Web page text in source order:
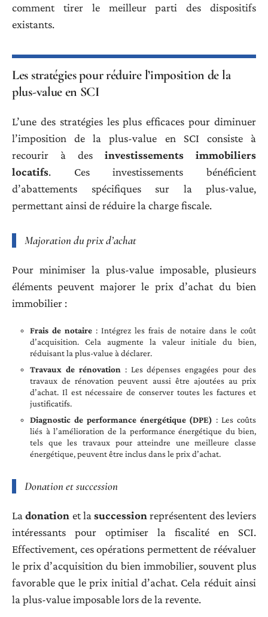
comment tirer le meilleur parti des dispositifs
existants.
Les stratégies pour réduire l’imposition de la
plus-value en SCI
L’une des stratégies les plus efficaces pour diminuer
l’imposition de la plus-value en SCI consiste à
recourir à des investissements immobiliers
locatifs. Ces investissements bénéficient
d’abattements spécifiques sur la plus-value,
permettant ainsi de réduire la charge fiscale.
Majoration du prix d’achat
Pour minimiser la plus-value imposable, plusieurs
éléments peuvent majorer le prix d’achat du bien
immobilier :
Frais de notaire : Intégrez les frais de notaire dans le coût
d’acquisition. Cela augmente la valeur initiale du bien,
réduisant la plus-value à déclarer.
Travaux de rénovation: Les dépenses engagées pour des
travaux de rénovation peuvent aussi être ajoutées au prix
d’achat. Il est nécessaire de conserver toutes les factures et
justificatifs.
Diagnostic de performance énergétique (DPE) : Les coûts
liés à l’amélioration de la performance énergétique du bien,
tels que les travaux pour atteindre une meilleure classe
énergétique, peuvent être inclus dans le prix d’achat.
Donation et succession
Ladonation et lasuccession représentent des leviers
intéressants pour optimiser la fiscalité en SCI.
Effectivement, ces opérations permettent de réévaluer
le prix d’acquisition du bien immobilier, souvent plus
favorable que le prix initial d’achat. Cela réduit ainsi
la plus-value imposable lors de la revente.